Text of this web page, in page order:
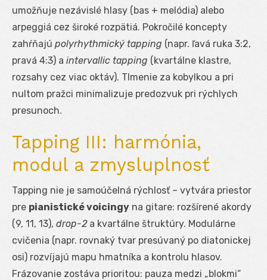
umožňuje nezávislé hlasy (bas + melódia) alebo
arpeggiá cez široké rozpätiá. Pokročilé koncepty
zahŕňajú polyrhythmický tapping (napr. ľavá ruka 3:2,
pravá 4:3) a intervallic tapping (kvartálne klastre,
rozsahy cez viac oktáv). Tlmenie za kobylkou a pri
nultom pražci minimalizuje predozvuk pri rýchlych
presunoch.
Tapping III: harmónia,
modul a zmysluplnosť
Tapping nie je samoúčelná rýchlosť – vytvára priestor
pre pianistické voicingy na gitare: rozšírené akordy
(9, 11, 13), drop-2a kvartálne štruktúry. Modulárne
cvičenia (napr. rovnaký tvar presúvaný po diatonickej
osi) rozvíjajú mapu hmatníka a kontrolu hlasov.
Frázovanie zostáva prioritou: pauza medzi „blokmi“